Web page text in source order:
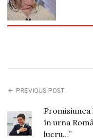
PREVIOUS POST
Promisiunea
în urna
lucru…”